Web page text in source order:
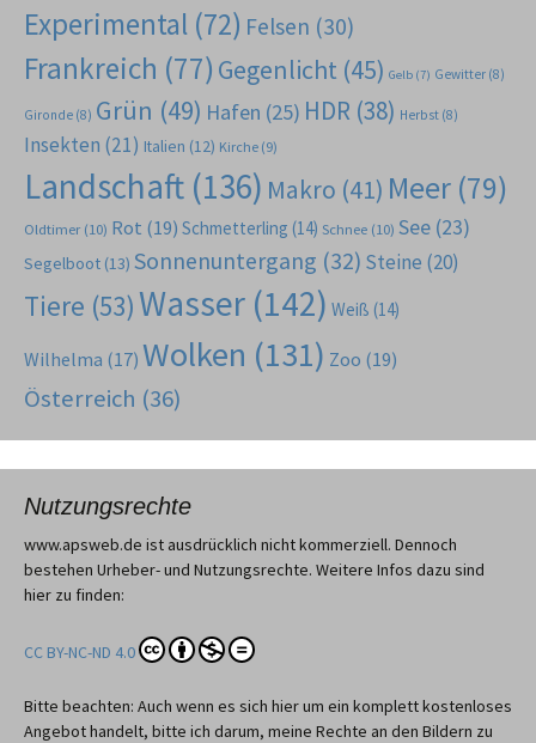
Experimental (72) Felsen (30)
Frankreich (77) Gegenlicht (45) Gelb (7) Gewitter (8)
Gironde (8) Grün (49) Hafen (25) HDR (38) Herbst (8)
Insekten (21) Italien (12) Kirche (9)
Landschaft (136) Makro (41) Meer (79)
Oldtimer (10) Rot (19) Schmetterling (14) Schnee (10) See (23)
Segelboot (13) Sonnenuntergang (32) Steine (20)
Tiere (53)Wasser (142) Weiß (14)
Wilhelma (17) Wolken (131) Zoo (19)
Österreich (36)
Nutzungsrechte
www.apsweb.de ist ausdrücklich nicht kommerziell. Dennoch
bestehen Urheber- und Nutzungsrechte. Weitere Infos dazu sind
hier zu finden:
CC BY-NC-ND 4.0
Bitte beachten: Auch wenn es sich hier um ein komplett kostenloses
Angebot handelt, bitte ich darum, meine Rechte an den Bildern zu